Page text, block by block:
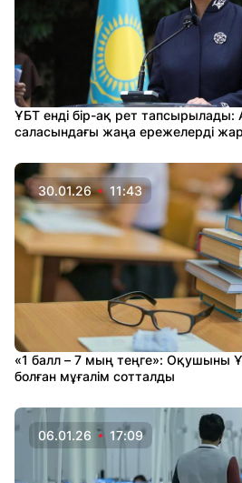
ҰБТ енді бір-ақ рет тапсырылады:
саласындағы жаңа ережелерді
30.01.26 11:43
«1 балл – 7 мың теңге»: Оқушыны
болған мұғалім сотталды
06.01.26 17:09